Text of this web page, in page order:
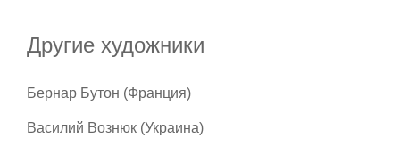
Другие художники
Бернар Бутон (Франция)
Василий Вознюк (Украина)